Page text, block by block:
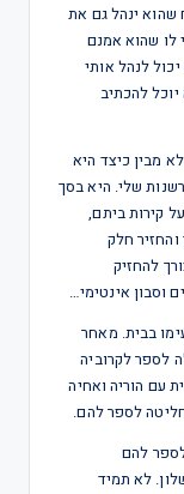
שהוא ינהל גם את
לו שהוא אמנם
לנהל אותי
יוכל להכתיב
מבין כיצד היא
שלי. היא בסך
קירות ביתם,
חלק
להחזיק
וסבון אינטימי…
בבית. מאחר
לספר לקרוביה
עם הוריה ואחיה
לספר להם.
להם
לא תמיד